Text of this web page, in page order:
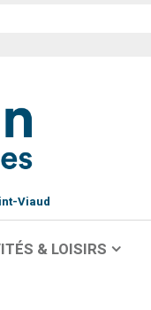
Viaud
& LOISIRS